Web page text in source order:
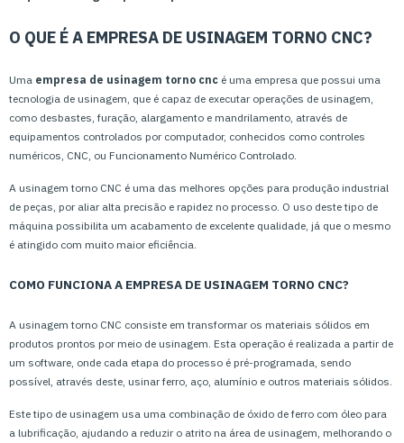
O QUE É A EMPRESA DE USINAGEM TORNO CNC?
Uma empresa de usinagem torno cnc é uma empresa que possui uma
tecnologia de usinagem, que é capaz de executar operações de usinagem,
como desbastes, furação, alargamento e mandrilamento, através de
equipamentos controlados por computador, conhecidos como controles
numéricos, CNC, ou Funcionamento Numérico Controlado.
A usinagem torno CNC é uma das melhores opções para produção industrial
de peças, por aliar alta precisão e rapidez no processo. O uso deste tipo de
máquina possibilita um acabamento de excelente qualidade, já que o mesmo
é atingido com muito maior eficiência.
COMO FUNCIONA A EMPRESA DE USINAGEM TORNO CNC?
A usinagem torno CNC consiste em transformar os materiais sólidos em
produtos prontos por meio de usinagem. Esta operação é realizada a partir de
um software, onde cada etapa do processo é pré-programada, sendo
possível, através deste, usinar ferro, aço, alumínio e outros materiais sólidos.
Este tipo de usinagem usa uma combinação de óxido de ferro com óleo para
a lubrificação, ajudando a reduzir o atrito na área de usinagem, melhorando o